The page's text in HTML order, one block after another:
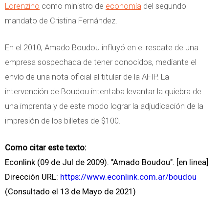
Lorenzino como ministro de economía del segundo
mandato de Cristina Fernández.
En el 2010, Amado Boudou influyó en el rescate de una
empresa sospechada de tener conocidos, mediante el
envío de una nota oficial al titular de la AFIP. La
intervención de Boudou intentaba levantar la quiebra de
una imprenta y de este modo lograr la adjudicación de la
impresión de los billetes de $100.
Como citar este texto:
Econlink (09 de Jul de 2009). "Amado Boudou". [en linea]
Dirección URL: https://www.econlink.com.ar/boudou
(Consultado el 13 de Mayo de 2021)